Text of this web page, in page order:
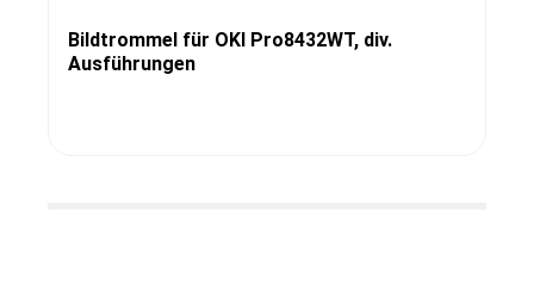
Bildtrommel für OKI Pro8432WT, div.
Ausführungen